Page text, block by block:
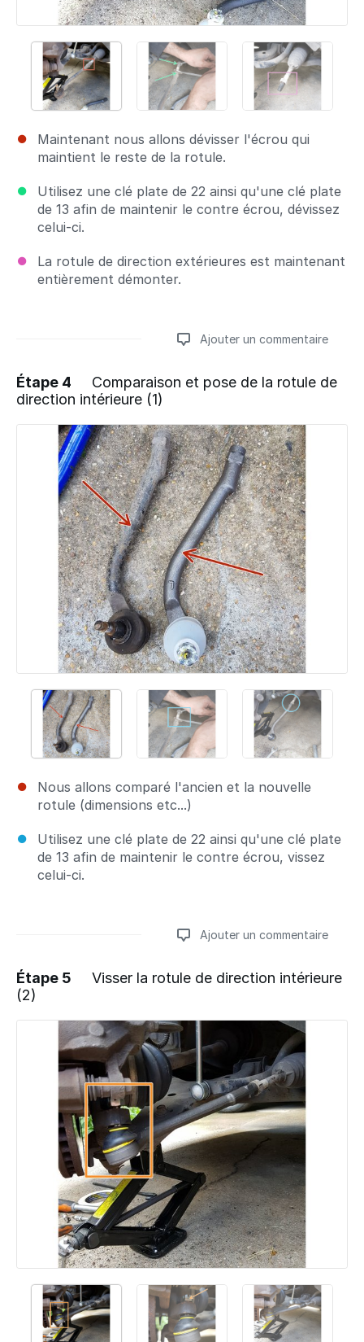
Maintenant nous allons dévisser l'écrou qui
maintient le reste de la rotule.
Utilisez une clé plate de 22 ainsi qu'une clé plate
de 13 afin de maintenir le contre écrou, dévissez
celui-ci.
La rotule de direction extérieures est maintenant
entièrement démonter.
Ajouter un commentaire
Étape 4
Comparaison et pose de la rotule de
direction intérieure (1)
Nous allons comparé l'ancien et la nouvelle
rotule (dimensions etc...)
Utilisez une clé plate de 22 ainsi qu'une clé plate
de 13 afin de maintenir le contre écrou, vissez
celui-ci.
Ajouter un commentaire
Étape 5
Visser la rotule de direction intérieure
(2)